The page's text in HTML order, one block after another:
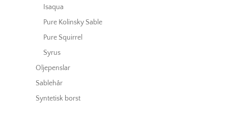
Isaqua
Pure Kolinsky Sable
Pure Squirrel
Syrus
Oljepenslar
Sablehår
Syntetisk borst